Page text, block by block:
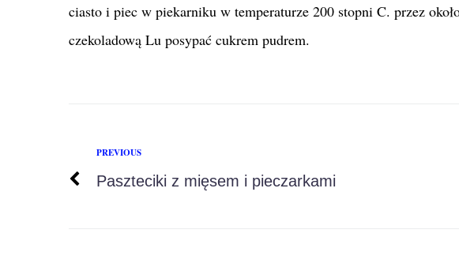
ciasto i piec w piekarniku w temperaturze 200 stopni C. przez
czekoladową Lu posypać cukrem pudrem.
PREVIOUS
Paszteciki z mięsem i pieczarkami